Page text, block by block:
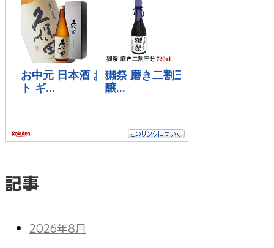
記事
2026年8月